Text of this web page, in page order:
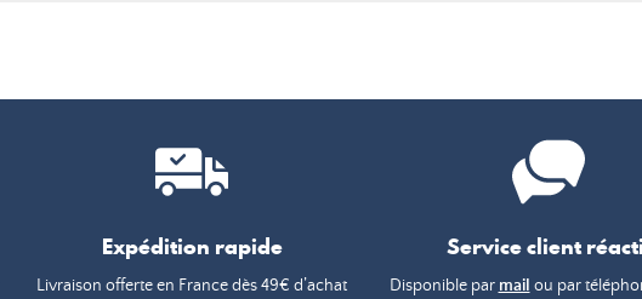
Expédition rapide
Livraison offerte en France dès 49€ d’achat
Service client
Disponible par mail ou par